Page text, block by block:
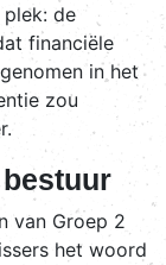
de
financiële
in het
zou
van Groep 2
het woord